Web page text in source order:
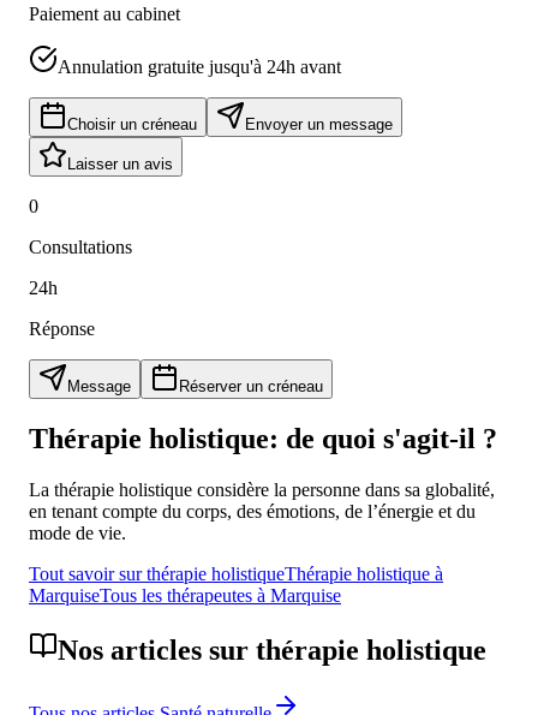
Paiement au cabinet
Annulation gratuite jusqu'à 24h avant
Choisir un créneau Envoyer un message
Laisser un avis
0
Consultations
24h
Réponse
Message Réserver un créneau
Thérapie holistique: de quoi s'agit-il ?
La thérapie holistique considère la personne dans sa globalité,
en tenant compte du corps, des émotions, de l’énergie et du
mode de vie.
Tout savoir surthérapie holistiqueThérapie holistique à
MarquiseTous les thérapeutes à Marquise
Nos articles sur thérapie holistique